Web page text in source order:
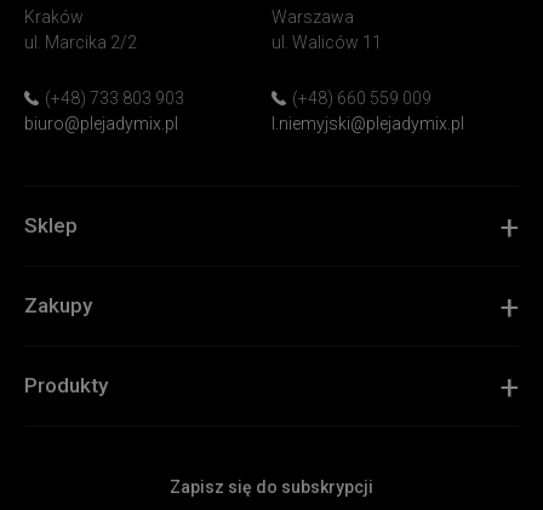
Home
&
Kraków
ul. Marcika 2/2
(+48) 733 803 903
biuro@plejadymix.pl
Warszawa
ul. Waliców 11
(+48) 660 559 009
l.niemyjski@plejadymix.pl
Sklep
Zakupy
Produkty
Zapisz się do subskrypcji